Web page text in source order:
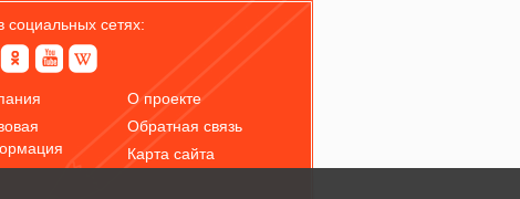
социальных сетях:
О проекте
Обратная связь
Карта сайта